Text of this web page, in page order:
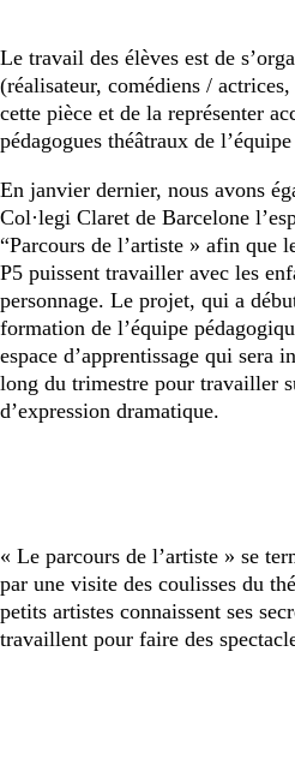
Le travail des élèves est de
(réalisateur, comédiens /
cette pièce et de la représenter
pédagogues théâtraux de
En janvier dernier, nous avons
Col·legi Claret de Barcelone
“Parcours de l’artiste » afin que
P5 puissent travailler avec les
personnage. Le projet, qui a
formation de l’équipe
espace d’apprentissage qui sera
long du trimestre pour travailler
d’expression dramatique.
« Le parcours de l’artiste » se
par une visite des coulisses du
petits artistes connaissent ses
travaillent pour faire des